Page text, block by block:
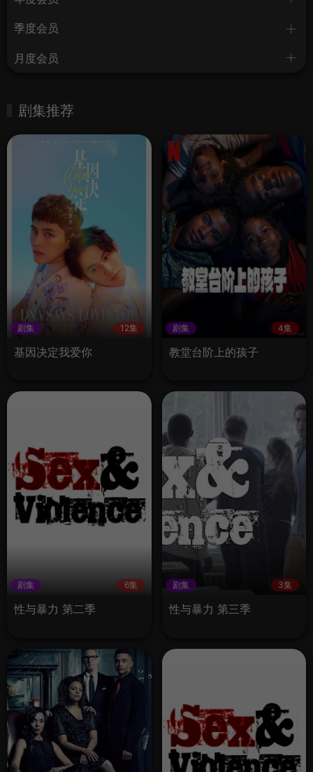
季度会员
月度会员
剧集推荐
剧集 12集
基因决定我爱你
剧集 4集
教堂台阶上的孩子
剧集 6集
性与暴力 第二季
剧集 3集
性与暴力 第三季